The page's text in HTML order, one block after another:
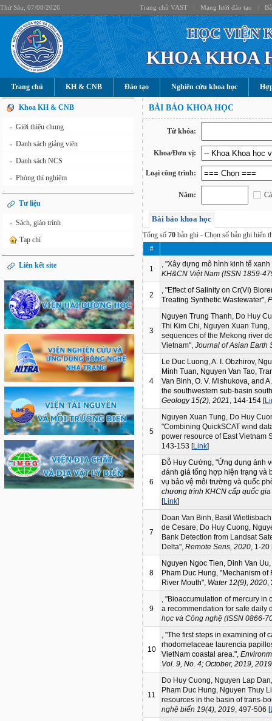
Thứ Sáu, 07/08/2026 Trang chủ VAST Mạng lưới đào tạo
HỌC VIỆN
KHOA KHOA
Trang chủ KH & CNB Đào tạo Nghiên cứu khoa học
Khoa KH & CNB
» Giới thiệu chung
» Danh sách giảng viên
» Danh sách NCS
» Phòng thí nghiệm
Tư liệu
» Sách, giáo trình
Tạp chí
Liên kết site
BÀI BÁO KHOA HỌC
Từ khóa:
Khoa/Đơn vị:
Loại công trình:
Năm:
Bài báo khoa học
Tổng số 70 bản ghi - Chọn số bản ghi hiển
#
1
, "Xây dựng mô hình kinh tế
KH&CN Việt Nam (ISSN 1859-
2
, "Effect of Salinity on Cr(VI)
Treating Synthetic Wastewater",
3
Nguyen Trung Thanh, Do Huy
Thi Kim Chi, Nguyen Xuan
sequences of the Mekong river
Vietnam", Journal of Asian Earth
4
Le Duc Luong, A. I. Obzhirov,
Minh Tuan, Nguyen Van Tao,
Van Binh, O. V. Mishukova, and
the southwestern sub-basin
Geology 15(2), 2021
, 144-154 [
5
Nguyen Xuan Tung, Do Huy
"Combining QuickSCAT wind
power resource of East Vietnam
143-153 [Link]
6
Đỗ Huy Cường, "Ứng dụng ảnh
đánh giá tổng hợp hiện trạng và
vụ bảo vệ môi trường và quốc
chương trình KHCN cấp quốc
[Link]
7
Doan Van Binh, Basil
de Cesare, Do Huy Cuong,
Bank Detection from Landsat
Delta", Remote Sens, 2020 , 1-20
8
Nguyen Ngoc Tien, Dinh Van
Pham Duc Hung, "Mechanism
River Mouth", Water 12(9), 2020
9
, "Bioaccumulation of mercury
a recommendation for safe daily
học và Công nghệ (ISSN 0866-
10
, "The first steps in examining
rhodomelaceae laurencia
VietNam coastal area.",
Vol. 9, No. 4; October, 2019, 2019
11
Do Huy Cuong, Nguyen Lap
Pham Duc Hung, Nguyen Thuy
resources in the basin of trans-
nghệ biển 19(4), 2019 , 497-506 [